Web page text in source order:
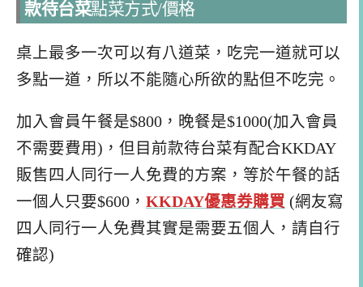
款待台菜點菜方式/價格
桌上最多一次可以有八道菜，吃完一道就可以
多點一道，所以不能隨心所欲的點但不吃完。
加入會員午餐是$800，晚餐是$1000(加入會員
不需要費用)，但目前款待台菜有配合KKDAY
販售四人同行一人免費的方案，等於午餐的話
一個人只要$600， KKDAY優惠券購買 (網友寫
四人同行一人免費其實是需要五個人，請自行
確認)